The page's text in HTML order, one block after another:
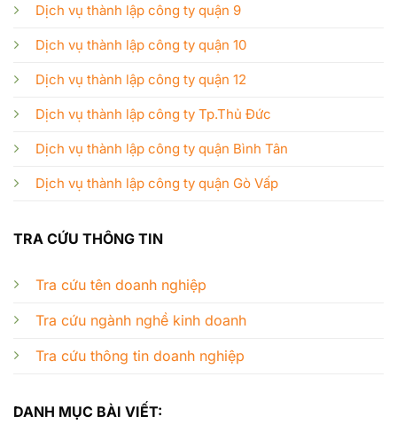
Dịch vụ thành lập công ty quận 9
Dịch vụ thành lập công ty quận 10
Dịch vụ thành lập công ty quận 12
Dịch vụ thành lập công ty Tp.Thủ Đức
Dịch vụ thành lập công ty quận Bình Tân
Dịch vụ thành lập công ty quận Gò Vấp
TRA CỨU THÔNG TIN
Tra cứu tên doanh nghiệp
Tra cứu ngành nghề kinh doanh
Tra cứu thông tin doanh nghiệp
DANH MỤC BÀI VIẾT: